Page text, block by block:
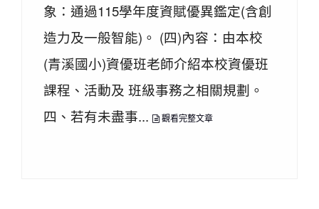
象：通過115學年度資賦優異鑑定(含創
造力及一般智能)。 (四)內容：由本校
(青溪國小)資優班老師介紹本校資優班
課程、活動及 班級事務之相關規劃。
四、若有未盡事...
觀看完整文章